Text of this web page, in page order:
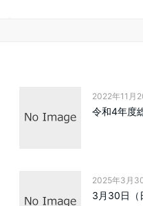
2022年11月
令和4年度
2025年3月
3月30日（